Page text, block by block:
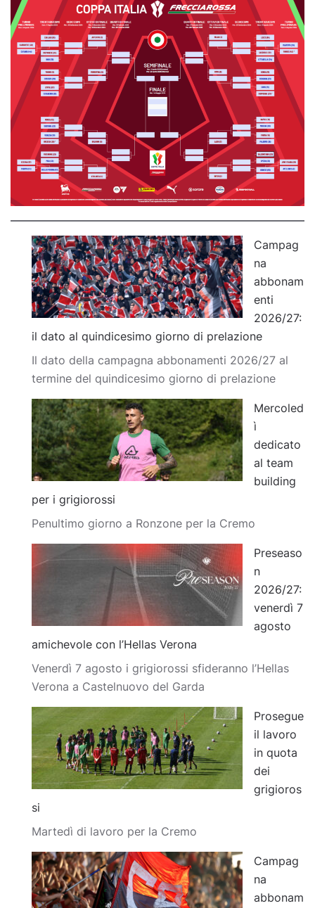
Campag
na
abbonam
enti
2026/27:
il dato al quindicesimo giorno di prelazione
Il dato della campagna abbonamenti 2026/27 al
termine del quindicesimo giorno di prelazione
Mercoled
ì
dedicato
al team
building
per i grigiorossi
Penultimo giorno a Ronzone per la Cremo
Preseaso
n
2026/27:
venerdì 7
agosto
amichevole con l’Hellas Verona
Venerdì 7 agosto i grigiorossi sfideranno l’Hellas
Verona a Castelnuovo del Garda
Prosegue
il lavoro
in quota
dei
grigioros
si
Martedì di lavoro per la Cremo
Campag
na
abbonam